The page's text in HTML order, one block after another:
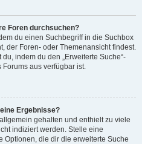
Foren durchsuchen?
du einen Suchbegriff in die Suchbox
der Foren- oder Themenansicht findest.
indem du den „Erweiterte Suche“-
aus verfügbar ist.
Ergebnisse?
gehalten und enthielt zu viele
indiziert werden. Stelle eine
Optionen, die dir die erweiterte Suche